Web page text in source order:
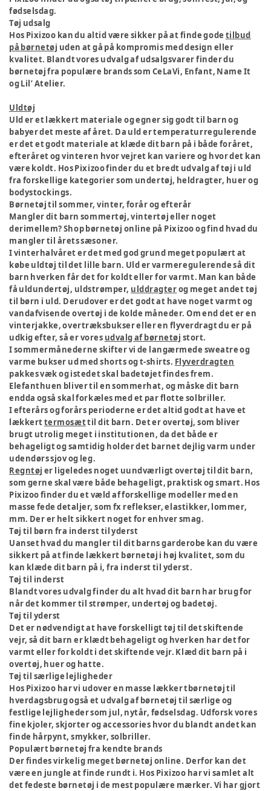
fødselsdag.
Tøj udsalg
Hos Pixizoo kan du altid være sikker på at finde gode tilbud
på børnetøj uden at gå på kompromis med design eller
kvalitet. Blandt vores udvalg af udsalgsvarer finder du
børnetøj fra populære brands som CeLaVi, Enfant, Name It
og Lil’ Atelier.
Uldtøj
Uld er et lækkert materiale og egner sig godt til barn og
babyer det meste af året. Da uld er temperaturregulerende
er det et godt materiale at klæde dit barn på i både foråret,
efteråret og vinteren hvor vejret kan variere og hvor det kan
være koldt. Hos Pixizoo finder du et bredt udvalg af tøj i uld
fra forskellige kategorier som undertøj, heldragter, huer og
bodystockings.
Børnetøj til sommer, vinter, forår og efterår
Mangler dit barn sommertøj, vintertøj eller noget
derimellem? Shop børnetøj online på Pixizoo og find hvad du
mangler til årets sæsoner.
I vinterhalvåret er det med god grund meget populært at
købe uldtøj til det lille barn. Uld er varmeregulerende så dit
barn hverken får det for koldt eller for varmt. Man kan både
få uldundertøj, uldstrømper, ulddragterog meget andet tøj
til børn i uld. Derudover er det godt at have noget varmt og
vandafvisende overtøj i de kolde måneder. Om end det er en
vinterjakke, overtræksbukser eller en flyverdragt du er på
udkig efter, så er vores udvalg af børnetøj stort.
I sommermånederne skifter vi de langærmede sweatre og
varme bukser ud med shorts og t-shirts. Flyverdragten
pakkes væk og istedet skal badetøjet findes frem.
Elefanthuen bliver til en sommerhat, og måske dit barn
endda også skal forkæles med et par flotte solbriller.
I efterårs og forårs perioderne er det altid godt at have et
lækkerttermosættil dit barn. Det er overtøj, som bliver
brugt utrolig meget i institutionen, da det både er
behageligt og samtidig holder det barnet dejlig varm under
udendørs sjov og leg.
Regntøj er ligeledes noget uundværligt overtøj til dit barn,
som gerne skal være både behageligt, praktisk og smart. Hos
Pixizoo finder du et væld af forskellige modeller med en
masse fede detaljer, som fx reflekser, elastikker, lommer,
mm. Der er helt sikkert noget for enhver smag.
Tøj til børn fra inderst til yderst
Uanset hvad du mangler til dit barns garderobe kan du være
sikkert på at finde lækkert børnetøj i høj kvalitet, som du
kan klæde dit barn på i, fra inderst til yderst.
Tøj til inderst
Blandt vores udvalg finder du alt hvad dit barn har brug for
når det kommer til strømper, undertøj og badetøj.
Tøj til yderst
Det er nødvendigt at have forskelligt tøj til det skiftende
vejr, så dit barn er klædt behageligt og hverken har det for
varmt eller for koldt i det skiftende vejr. Klæd dit barn på i
overtøj, huer og hatte.
Tøj til særlige lejligheder
Hos Pixizoo har vi udover en masse lækker tbørnetøj til
hverdagsbrug også et udvalg af børnetøj til særlige og
festlige lejligheder som jul, nytår, fødselsdag. Udforsk vores
fine kjoler, skjorter og accessories hvor du blandt andet kan
finde hårpynt, smykker, solbriller.
Populært børnetøj fra kendte brands
Der findes virkelig meget børnetøj online. Derfor kan det
være en jungle at finde rundt i. Hos Pixizoo har vi samlet alt
det fedeste børnetøj i de mest populære mærker. Vi har gjort